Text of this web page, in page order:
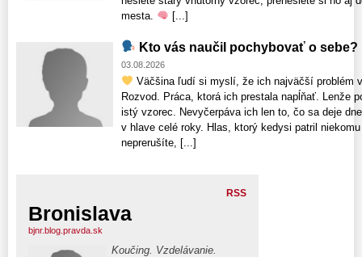
mesta.
[...]
Kto vás naučil pochybovať o sebe?
03.08.2026
Väčšina ľudí si myslí, že ich najväčší problém
Rozvod. Práca, ktorá ich prestala napĺňať. Lenže
istý vzorec. Nevyčerpáva ich len to, čo sa deje
v hlave celé roky. Hlas, ktorý kedysi patril
neprerušíte, [...]
RSS
Bronislava
bjnr.blog.pravda.sk
Koučing. Vzdelávanie.